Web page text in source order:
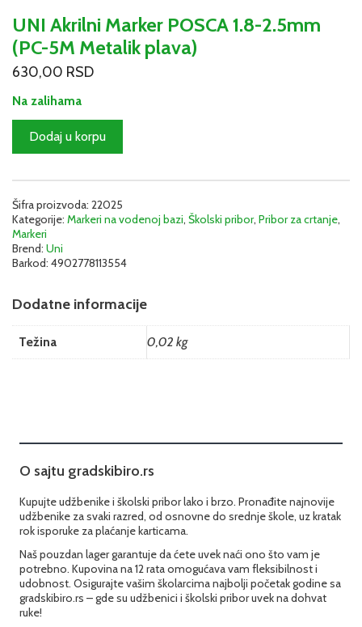
UNI Akrilni Marker POSCA 1.8-2.5mm
(PC-5M Metalik plava)
630,00 RSD
Na zalihama
Akrilni
Marker
2.5mm
(PC-
5M
Metalik
plava)
Dodaj u korpu
Šifra proizvoda: 22025
Kategorije: Markeri na vodenoj bazi, Školski pribor, Pribor za crtanje,
Markeri
Brend: Uni
Barkod: 4902778113554
Dodatne informacije
Težina 0,02 kg
O sajtu gradskibiro.rs
Kupujte udžbenike i školski pribor lako i brzo. Pronađite najnovije
udžbenike za svaki razred, od osnovne do srednje škole, uz kratak
rok isporuke za plaćanje karticama.
Naš pouzdan lager garantuje da ćete uvek naći ono što vam je
potrebno. Kupovina na 12 rata omogućava vam fleksibilnost i
udobnost. Osigurajte vašim školarcima najbolji početak godine sa
gradskibiro.rs – gde su udžbenici i školski pribor uvek na dohvat
ruke!